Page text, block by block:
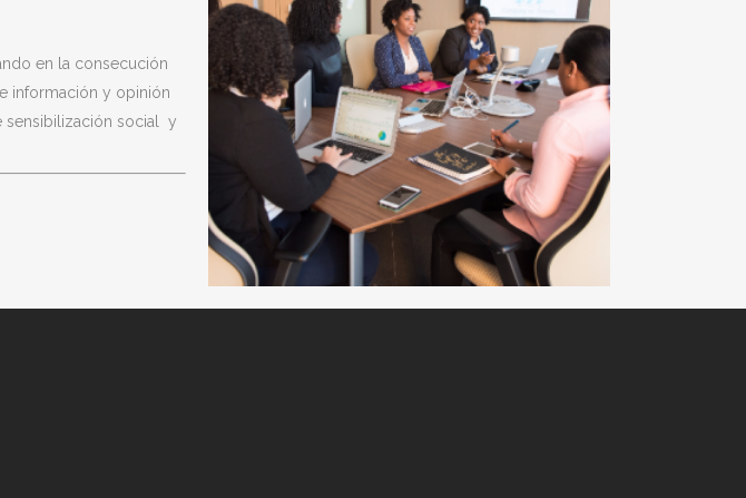
en la consecución
información y opinión
sensibilización social y